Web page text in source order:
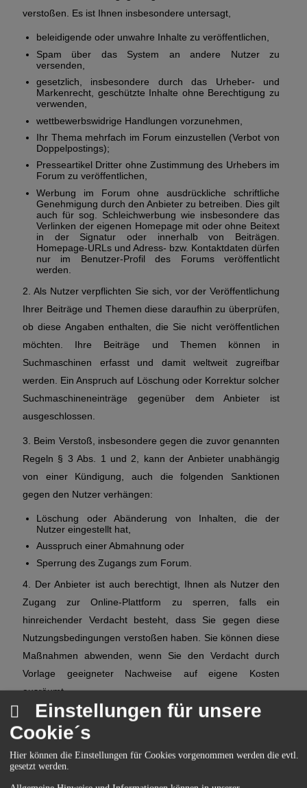
verstoßen. Es ist Ihnen insbesondere untersagt,
beleidigende oder unwahre Inhalte zu veröffentlichen,
Spam über das System an andere Nutzer zu
versenden,
gesetzlich, insbesondere durch das Urheber- und
Markenrecht, geschützte Inhalte ohne Berechtigung zu
verwenden,
wettbewerbswidrige Handlungen vorzunehmen,
Ihr Thema mehrfach im Forum einzustellen (Verbot von
Doppelpostings);
Presseartikel Dritter ohne Zustimmung des Urhebers im
Forum zu veröffentlichen,
Werbung im Forum ohne ausdrückliche schriftliche
Genehmigung durch den Anbieter zu betreiben. Dies gilt
auch für sog. Schleichwerbung wie insbesondere das
Verlinken der eigenen Homepage mit oder ohne Beitext
in der Signatur oder innerhalb von Beiträgen.
Homepage-URLs und Adress- bzw. Kontaktdaten dürfen
nur im Benutzer-Profil des Forums veröffentlicht
werden.
2. Als Nutzer verpflichten Sie sich, vor der Veröffentlichung
Ihrer Beiträge und Themen diese daraufhin zu überprüfen,
ob diese Angaben enthalten, die Sie nicht veröffentlichen
möchten. Ihre Beiträge und Themen können in
Suchmaschinen erfasst und damit weltweit zugreifbar
werden. Ein Anspruch auf Löschung oder Korrektur solcher
Suchmaschineneinträge gegenüber dem Anbieter ist
ausgeschlossen.
3. Beim Verstoß, insbesondere gegen die zuvor genannten
Regeln § 3 Abs. 1 und 2, kann der Anbieter unabhängig
von einer Kündigung, auch die folgenden Sanktionen
gegen den Nutzer verhängen:
Löschung oder Abänderung von Inhalten, die der
Nutzer eingestellt hat,
Ausspruch einer Abmahnung oder
Sperrung des Zugangs zum Forum.
4. Der Anbieter ist auch berechtigt, Ihnen als Nutzer den
Zugang zur Online-Plattform zu sperren, falls ein
hinreichender Verdacht besteht, dass Sie gegen diese
Nutzungsbedingungen verstoßen haben. Sie können diese
Maßnahmen abwenden, wenn Sie den Verdacht durch
Vorlage geeigneter Nachweise auf eigene Kosten
ausräumt.
5. Sollten Dritte oder andere Nutzer den Anbieter wegen
möglicher Rechtsverstöße in Anspruch nehmen, die a) aus
den von Ihnen als Nutzer eingestellten Inhalten resultieren
und/oder b) aus der Nutzung der Dienste des Anbieters
Einstellungen für unsere
Cookie´s
Hier können die Einstellungen für Cookies vorgenommen werden die evtl.
gesetzt werden.